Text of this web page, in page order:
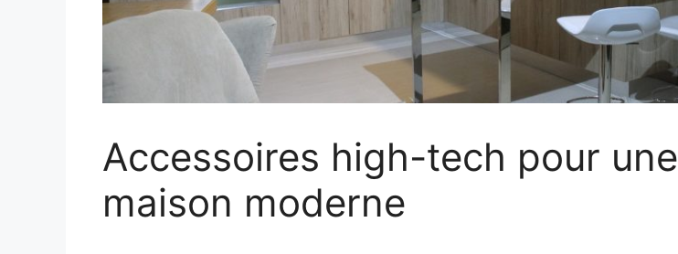
Accessoires high-tech pour une
maison moderne